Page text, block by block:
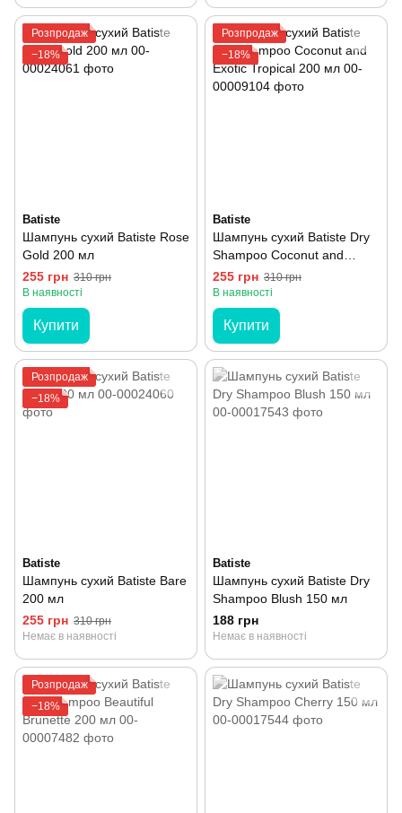
Розпродаж
−18%
Batiste
Шампунь сухий Batiste Rose
Gold 200 мл
255 грн 310 грн
В наявності
Купити
Розпродаж
−18%
Batiste
Шампунь сухий Batiste Dry
Shampoo Coconut and
Exotic Tropical 200 мл
255 грн 310 грн
В наявності
Купити
Розпродаж
−18%
Batiste
Шампунь сухий Batiste Bare
200 мл
255 грн 310 грн
Немає в наявності
Batiste
Шампунь сухий Batiste Dry
Shampoo Blush 150 мл
188 грн
Немає в наявності
Розпродаж
−18%